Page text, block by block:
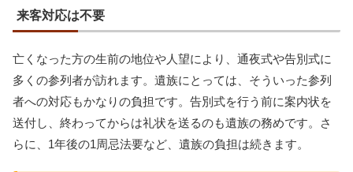
来客対応は不要
亡くなった方の生前の地位や人望により、通夜式や告別式に
多くの参列者が訪れます。遺族にとっては、そういった参列
者への対応もかなりの負担です。告別式を行う前に案内状を
送付し、終わってからは礼状を送るのも遺族の務めです。さ
らに、1年後の1周忌法要など、遺族の負担は続きます。